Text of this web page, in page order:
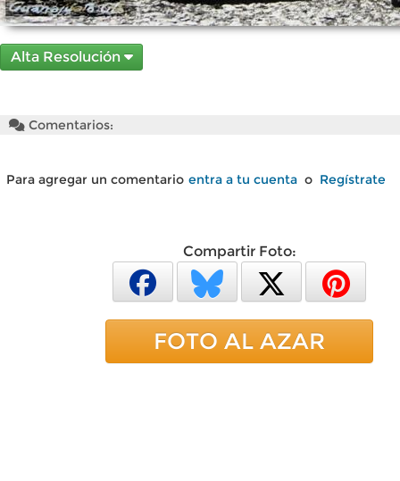
Alta Resolución
Comentarios:
Para agregar un comentario entra a tu cuenta o Regístrate
Compartir Foto:
FOTO AL AZAR